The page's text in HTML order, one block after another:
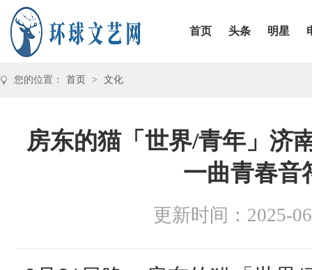
首页 头条 明星
您的位置： 首页 > 文化
房东的猫「世界/青年」济
一曲青春音
更新时间：2025-